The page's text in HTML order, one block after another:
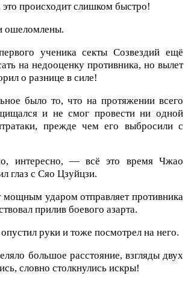
происходит слишком быстро!
ошеломлены.
ученика секты Созвездий ещё
на недооценку противника, но вылет
о разнице в силе!
было то, что на протяжении всего
и не смог провести ни одной
прежде чем его выбросили с
интересно, — всё это время Чжао
глаз с Сяо Цзуйцзи.
мощным ударом отправляет противника
прилив боевого азарта.
руки и тоже посмотрел на него.
большое расстояние, взгляды двух
словно столкнулись искры!